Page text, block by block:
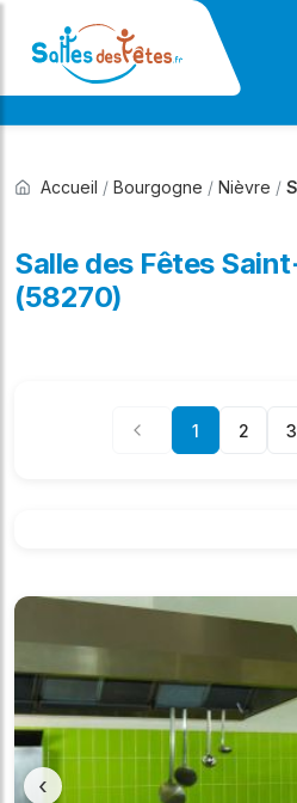
Accueil / Bourgogne / Nièvre /
Salle des Fêtes
(58270)
1 2 3
‹